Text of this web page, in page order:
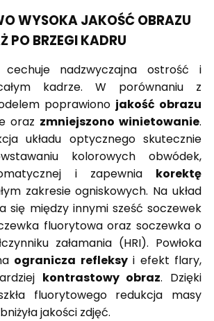
WYSOKA JAKOŚĆ OBRAZU
PO BRZEGI KADRU
nadzwyczajna ostrość i
kadrze. W porównaniu z
poprawiono jakość obrazu
oraz zmniejszono winietowanie.
układu optycznego skutecznie
kolorowych obwódek,
i zapewnia korektę
zakresie ogniskowych. Na układ
się między innymi sześć soczewek
fluorytowa oraz soczewka o
załamania (HRI). Powłoka
ogranicza refleksyi efekt flary,
kontrastowy obraz. Dzięki
fluorytowego redukcja masy
jakości zdjęć.